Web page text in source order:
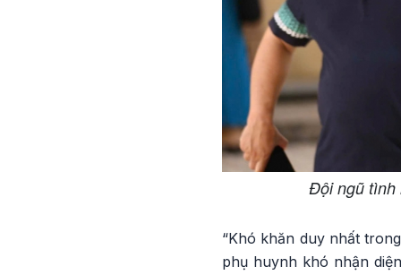
Đội ngũ tình
“Khó khăn duy nhất
phụ huynh khó nhận